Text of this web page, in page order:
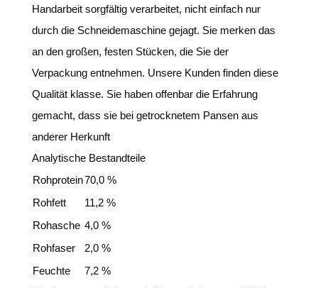
Handarbeit sorgfältig verarbeitet, nicht einfach nur
durch die Schneidemaschine gejagt. Sie merken das
an den großen, festen Stücken, die Sie der
Verpackung entnehmen. Unsere Kunden finden diese
Qualität klasse. Sie haben offenbar die Erfahrung
gemacht, dass sie bei getrocknetem Pansen aus
anderer Herkunft
Analytische Bestandteile
Rohprotein70,0 %
Rohfett
11,2 %
Rohasche 4,0 %
Rohfaser
2,0 %
Feuchte
7,2 %